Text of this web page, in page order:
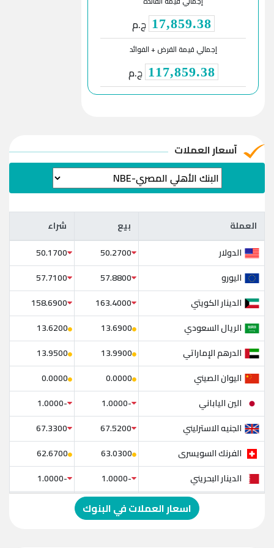
17,859.38 ج.م
إجمالي قيمة القرض + الفوائد
117,859.38 ج.م
آسعار العملات
العملة بيع شراء العملة بيع
شراء
الدولار
50.2700
50.1700
اليورو
57.8800
57.7100
الدينار الكويتي
163.4000
158.6900
الريال السعودي
13.6900
13.6200
الدرهم الإماراتي
13.9900
13.9500
اليوان الصيني
0.0000
0.0000
الين الياباني
-1.0000
-1.0000
الجنيه الاسترليني
67.5200
67.3300
الفرنك السويسرى
63.0300
62.6700
الدينار البحريني
-1.0000
-1.0000
الدولار الإسترالي
-1.0000
اسعار العملات في البنوك